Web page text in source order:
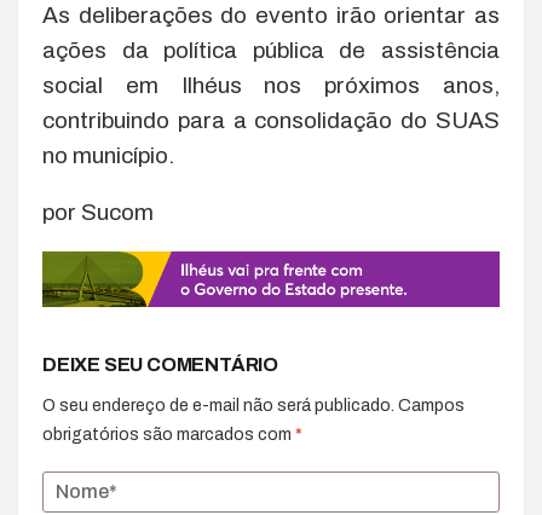
As deliberações do evento irão orientar as
ações da política pública de assistência
social em Ilhéus nos próximos anos,
contribuindo para a consolidação do SUAS
no município.
por Sucom
DEIXE SEU COMENTÁRIO
O seu endereço de e-mail não será publicado. Campos
obrigatórios são marcados com *